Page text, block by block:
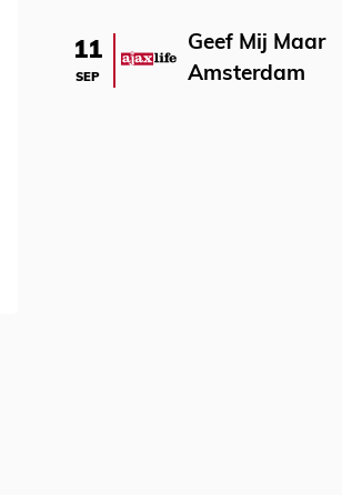
11
SEP
Geef Mij Maar
Amsterdam